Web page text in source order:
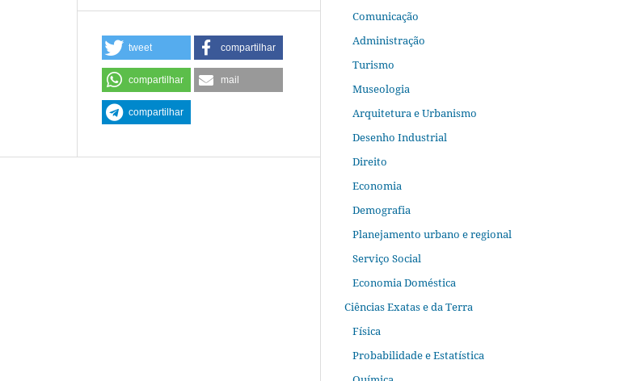
tweet compartilhar
compartilhar mail
compartilhar
Comunicação
Administração
Turismo
Museologia
Arquitetura e Urbanismo
Desenho Industrial
Direito
Economia
Demografia
Planejamento urbano e regional
Serviço Social
Economia Doméstica
Ciências Exatas e da Terra
Física
Probabilidade e Estatística